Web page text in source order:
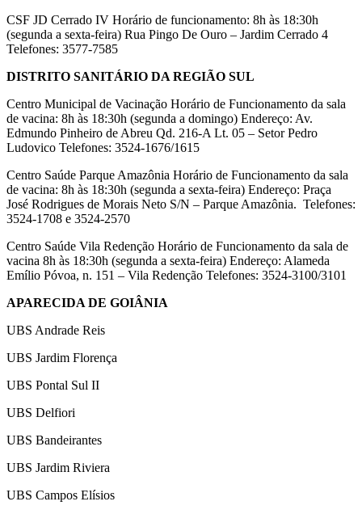
CSF JD Cerrado IV Horário de funcionamento: 8h às 18:30h
(segunda a sexta-feira) Rua Pingo De Ouro – Jardim Cerrado 4
Telefones: 3577-7585
DISTRITO SANITÁRIO DA REGIÃO SUL
Centro Municipal de Vacinação Horário de Funcionamento da sala
de vacina: 8h às 18:30h (segunda a domingo) Endereço: Av.
Edmundo Pinheiro de Abreu Qd. 216-A Lt. 05 – Setor Pedro
Ludovico Telefones: 3524-1676/1615
Centro Saúde Parque Amazônia Horário de Funcionamento da sala
de vacina: 8h às 18:30h (segunda a sexta-feira) Endereço: Praça
José Rodrigues de Morais Neto S/N – Parque Amazônia. Telefones:
3524-1708 e 3524-2570
Centro Saúde Vila Redenção Horário de Funcionamento da sala de
vacina 8h às 18:30h (segunda a sexta-feira) Endereço: Alameda
Emílio Póvoa, n. 151 – Vila Redenção Telefones: 3524-3100/3101
APARECIDA DE GOIÂNIA
UBS Andrade Reis
UBS Jardim Florença
UBS Pontal Sul II
UBS Delfiori
UBS Bandeirantes
UBS Jardim Riviera
UBS Campos Elísios